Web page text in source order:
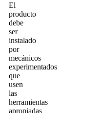
El
producto
debe
ser
instalado
por
mecánicos
experimentados
que
usen
las
herramientas
apropiadas